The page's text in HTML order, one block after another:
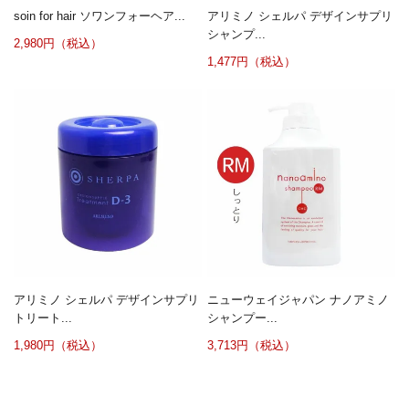
soin for hair ソワンフォーヘア...
2,980円（税込）
アリミノ シェルパ デザインサプリ
シャンプ...
1,477円（税込）
アリミノ シェルパ デザインサプリ
トリート...
1,980円（税込）
ニューウェイジャパン ナノアミノ
シャンプー...
3,713円（税込）